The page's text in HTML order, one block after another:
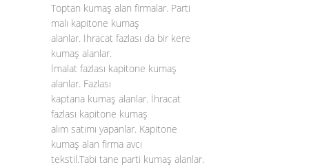
Toptan kumaş alan firmalar. Parti
malı kapitone kumaş
alanlar. İhracat fazlası da bir kere
kumaş alanlar.
İmalat fazlası kapitone kumaş
alanlar. Fazlası
kaptana kumaş alanlar. İhracat
fazlası kapitone kumaş
alım satımı yapanlar. Kapitone
kumaş alan firma avcı
tekstil.Tabi tane parti kumaş alanlar.